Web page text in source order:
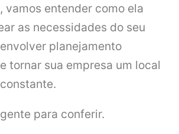
vamos entender como ela
as necessidades do seu
planejamento
tornar sua empresa um local
para conferir.